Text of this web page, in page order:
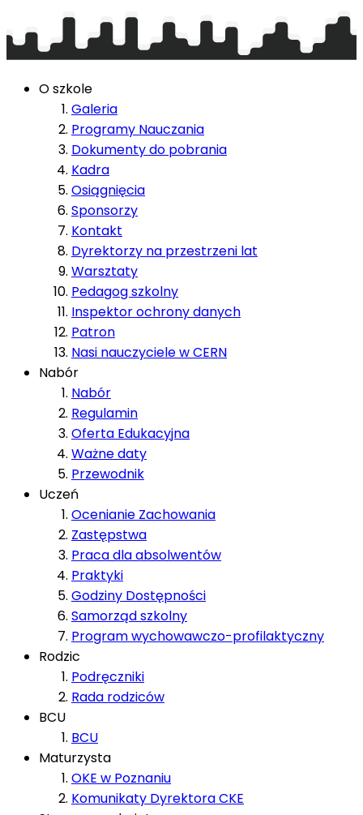
O szkole
Galeria
Programy Nauczania
Dokumenty do pobrania
Kadra
Osiągnięcia
Sponsorzy
Kontakt
Dyrektorzy na przestrzeni lat
Warsztaty
Pedagog szkolny
Inspektor ochrony danych
Patron
Nasi nauczyciele w CERN
Nabór
Nabór
Regulamin
Oferta Edukacyjna
Ważne daty
Przewodnik
Uczeń
Ocenianie Zachowania
Zastępstwa
Praca dla absolwentów
Praktyki
Godziny Dostępności
Samorząd szkolny
Program wychowawczo-profilaktyczny
Rodzic
Podręczniki
Rada rodziców
BCU
BCU
Maturzysta
OKE w Poznaniu
Komunikaty Dyrektora CKE